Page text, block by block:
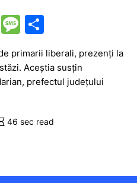
T
M
s
s
g
ta
je
z
primarii liberali, prezenți la
Aceștia susțin
prefectul județului
46 sec read